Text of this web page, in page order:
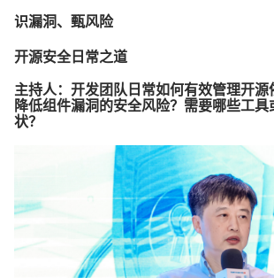
识漏洞、甄风险
开源安全日常之道
主持人：开发团队日常如何有效管理开源
降低组件漏洞的安全风险？需要哪些工
状？